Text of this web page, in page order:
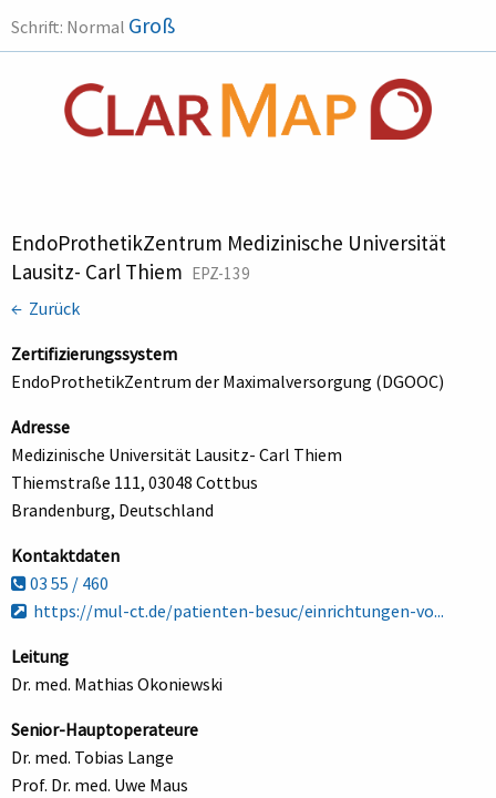
Schrift: Normal Groß
EndoProthetikZentrum Medizinische Universität
Lausitz- Carl Thiem EPZ-139
← Zurück
Zertifizierungssystem
EndoProthetikZentrum der Maximalversorgung (DGOOC)
Adresse
Medizinische Universität Lausitz- Carl Thiem
Thiemstraße 111, 03048 Cottbus
Brandenburg, Deutschland
Kontaktdaten
03 55 / 460
https://mul-ct.de/patienten-besuc/einrichtungen-vo...
Leitung
Dr. med. Mathias Okoniewski
Senior-Hauptoperateure
Dr. med. Tobias Lange
Prof. Dr. med. Uwe Maus